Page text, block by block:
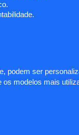
podem ser
os modelos mais